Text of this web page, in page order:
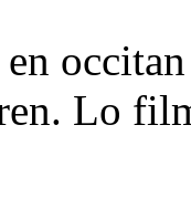
en
Lo